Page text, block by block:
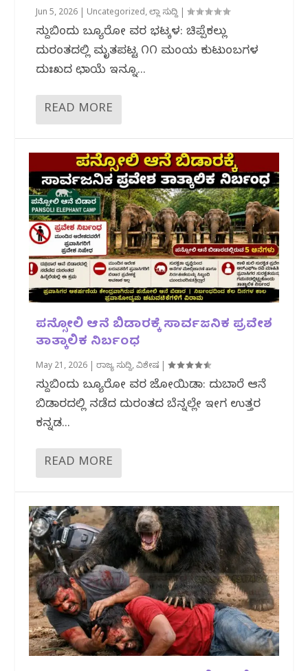
Jun 5, 2026 Uncategorized,ಜಿಲ್ಲಾ ಸುದ್ದಿ |
ಸುದ್ದಿಬಿಂದು ಬ್ಯೂರೋ ವರದಿ ಭಟ್ಕಳ: ಚಿಪ್ಪೆಕಲ್ಲು
ದುರಂತದಲ್ಲಿ ಮೃತಪಟ್ಟ ೧೧ ಮಂದಿಯ ಕುಟುಂಬಗಳ
ದುಃಖದ ಛಾಯೆ ಇನ್ನೂ...
READ MORE
ಪನ್ಸೋಲಿ ಆನೆ ಬಿಡಾರಕ್ಕೆ ಸಾರ್ವಜನಿಕ ಪ್ರವೇಶ
ತಾತ್ಕಾಲಿಕ ನಿರ್ಬಂಧ
May 21, 2026 |ರಾಜ್ಯ ಸುದ್ದಿ,ವಿಶೇಷ |
ಸುದ್ದಿಬಿಂದು ಬ್ಯೂರೋ ವರದಿ ಜೋಯಿಡಾ: ದುಬಾರೆ ಆನೆ
ಬಿಡಾರದಲ್ಲಿ ನಡೆದ ದುರಂತದ ಬೆನ್ನಲ್ಲೇ ಇದೀಗ ಉತ್ತರ
ಕನ್ನಡ...
READ MORE